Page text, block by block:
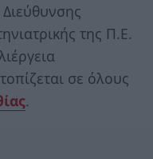
της Π.Ε.
σε όλους
.